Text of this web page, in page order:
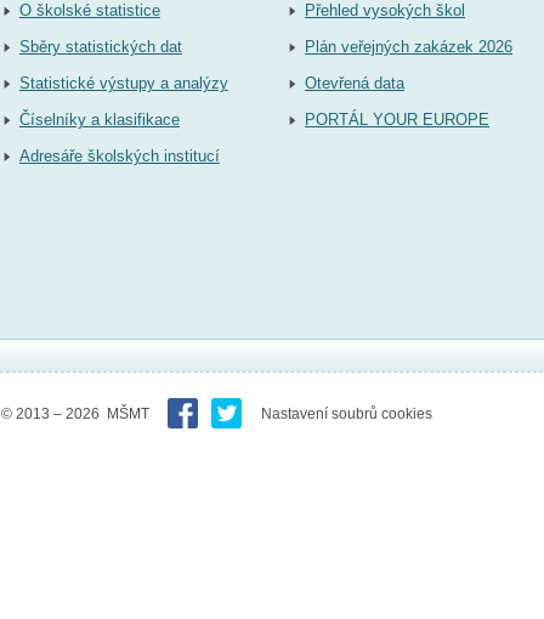
O školské statistice
Sběry statistických dat
Statistické výstupy a analýzy
Číselníky a klasifikace
Adresáře školských institucí
Přehled vysokých škol
Plán veřejných zakázek 2026
Otevřená data
PORTÁL YOUR EUROPE
© 2013 – 2026 MŠMT Nastavení soubrů cookies